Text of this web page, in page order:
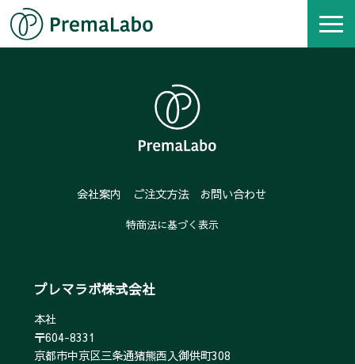
会社案内 ご注文方法 お問い合わせ
特商法に基づく表示
プレマラボ株式会社
本社
〒604-8331
京都市中京区三条通猪熊西入御供町308